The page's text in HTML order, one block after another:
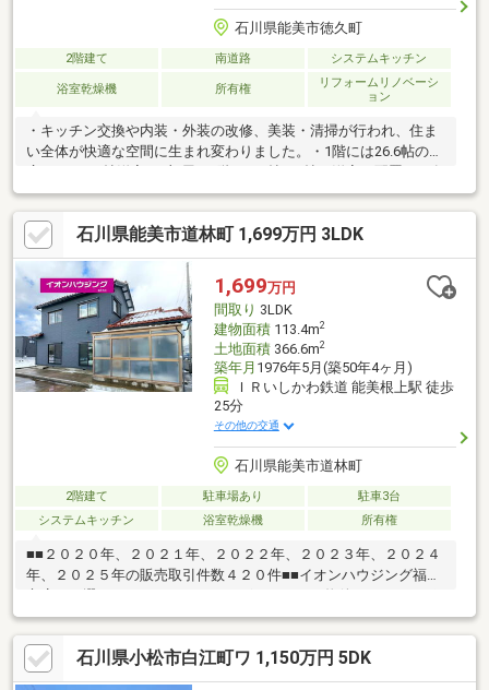
石川県能美市徳久町
2階建て 南道路 システムキッチン
浴室乾燥機 所有権
リフォームリノベーシ
ョン
・キッチン交換や内装・外装の改修、美装・清掃が行われ、住ま
い全体が快適な空間に生まれ変わりました。・1階には26.6帖の
広々LDKと8帖洋室が2部屋、2階には6帖と8帖の洋室を配置し、各
部屋に収納を完備してあります。・洗面脱衣室やトイレも1階にま
とめられ、家事動線にも配慮されています。・敷地506㎡に駐車3
台分を確保し、庭や駐車もゆったりしています。・周辺にはコン
ビニ、スーパー、ドラッグストアなど商業施設が揃い、利便性の
高い生活環境です。・家族でくつろげる広々空間と快適な暮らし
を、ぜひ現地でご体感ください。
石川県能美市道林町 1,699万円 3LDK
1,699万円
間取り 3LDK
建物面積113.4m2
土地面積366.6m2
築年月 1976年5月(築50年4ヶ月)
ＩＲいしかわ鉄道 能美根上駅 徒歩
25分
その他の交通
石川県能美市道林町
2階建て 駐車場あり
駐車3台
システムキッチン
浴室乾燥機 所有権
■■２０２０年、２０２１年、２０２２年、２０２３年、２０２４
年、２０２５年の販売取引件数４２０件■■イオンハウジング福井
イント～・ＬＤＫ２６．１帖の広々スペース♪・全居室収納付き
♪・対面キッチン♪【周辺環境】・根上小学校 徒歩１７分・根上
中学校 徒歩１２分・ファミリーマート 徒歩８分運営会社：株
式会社住まいのＫＯＥＩイオンハウジングの加盟店は全て独立自
石川県小松市白江町ワ 1,150万円 5DK